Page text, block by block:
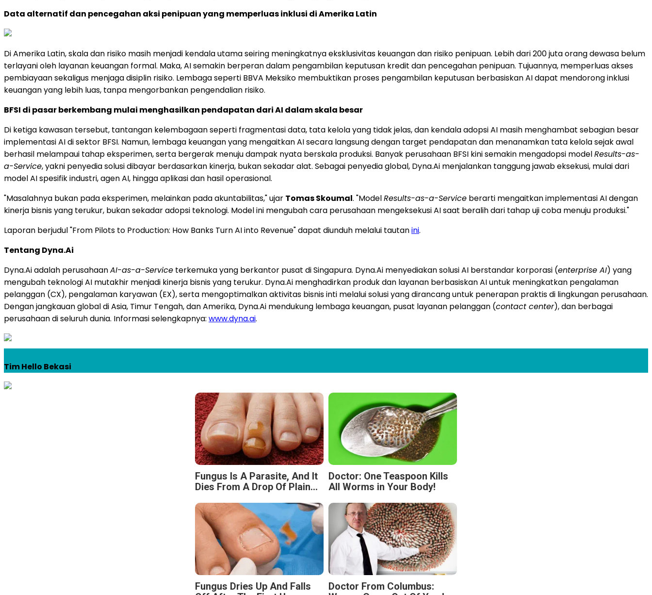
Data alternatif dan pencegahan aksi penipuan yang memperluas inklusi di Amerika Latin
Di Amerika Latin, skala dan risiko masih menjadi kendala utama seiring meningkatnya eksklusivitas keuangan dan risiko penipuan. Lebih dari 200 juta orang dewasa belum
terlayani oleh layanan keuangan formal. Maka, AI semakin berperan dalam pengambilan keputusan kredit dan pencegahan penipuan. Tujuannya, memperluas akses
pembiayaan sekaligus menjaga disiplin risiko. Lembaga seperti BBVA Meksiko membuktikan proses pengambilan keputusan berbasiskan AI dapat mendorong inklusi
keuangan yang lebih luas, tanpa mengorbankan pengendalian risiko.
BFSI di pasar berkembang mulai menghasilkan pendapatan dari AI dalam skala besar
Di ketiga kawasan tersebut, tantangan kelembagaan seperti fragmentasi data, tata kelola yang tidak jelas, dan kendala adopsi AI masih menghambat sebagian besar
implementasi AI di sektor BFSI. Namun, lembaga keuangan yang mengaitkan AI secara langsung dengan target pendapatan dan menanamkan tata kelola sejak awal
berhasil melampaui tahap eksperimen, serta bergerak menuju dampak nyata berskala produksi. Banyak perusahaan BFSI kini semakin mengadopsi modelResults-as-
a-Service, yakni penyedia solusi dibayar berdasarkan kinerja, bukan sekadar alat. Sebagai penyedia global, Dyna.Ai menjalankan tanggung jawab eksekusi, mulai dari
model AI spesifik industri, agen AI, hingga aplikasi dan hasil operasional.
"Masalahnya bukan pada eksperimen, melainkan pada akuntabilitas," ujar Tomas Skoumal. "ModelResults-as-a-Service berarti mengaitkan implementasi AI dengan
kinerja bisnis yang terukur, bukan sekadar adopsi teknologi. Model ini mengubah cara perusahaan mengeksekusi AI saat beralih dari tahap uji coba menuju produksi."
Laporan berjudul "From Pilots to Production: How Banks Turn AI into Revenue" dapat diunduh melalui tautanini.
Tentang Dyna.Ai
Dyna.Ai adalah perusahaanAI-as-a-Service terkemuka yang berkantor pusat di Singapura. Dyna.Ai menyediakan solusi AI berstandar korporasi (enterprise AI) yang
mengubah teknologi AI mutakhir menjadi kinerja bisnis yang terukur. Dyna.Ai menghadirkan produk dan layanan berbasiskan AI untuk meningkatkan pengalaman
pelanggan (CX), pengalaman karyawan (EX), serta mengoptimalkan aktivitas bisnis inti melalui solusi yang dirancang untuk penerapan praktis di lingkungan perusahaan.
Dengan jangkauan global di Asia, Timur Tengah, dan Amerika, Dyna.Ai mendukung lembaga keuangan, pusat layanan pelanggan (contact center), dan berbagai
perusahaan di seluruh dunia. Informasi selengkapnya: www.dyna.ai.
Tim Hello Bekasi
Fungus Is A Parasite, And It
Dies From A Drop Of Plain...
Doctor: One Teaspoon Kills
All Worms in Your Body!
Fungus Dries Up And Falls
Doctor From Columbus: